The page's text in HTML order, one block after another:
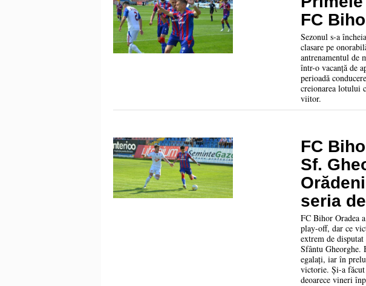
FC
Sezonul s-a
clasare pe
antrenamentul de
într-o vacanță de
perioadă
creionarea lotului
viitor.
FC
Sf.
seria
fără
Sepsi!
FC Bihor Oradea
play-off, dar ce
extrem de
Sfântu Gheorghe.
egalați, iar în
victorie. Și-a
deoarece vineri